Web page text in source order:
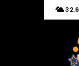
32.6